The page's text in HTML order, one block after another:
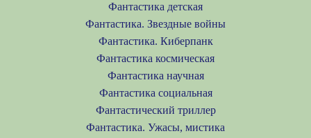
Фантастика детская
Фантастика. Звездные войны
Фантастика. Киберпанк
Фантастика космическая
Фантастика научная
Фантастика социальная
Фантастический триллер
Фантастика. Ужасы, мистика